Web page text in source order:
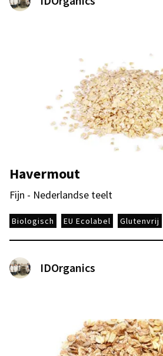
Havermout
Fijn - Nederlandse teelt
Biologisch EU Ecolabel Glutenvrij
IDOrganics